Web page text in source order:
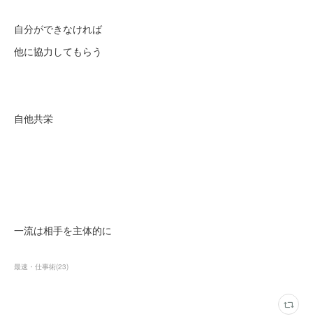
自分ができなければ
他に協力してもらう
自他共栄
一流は相手を主体的に
最速・仕事術(23)